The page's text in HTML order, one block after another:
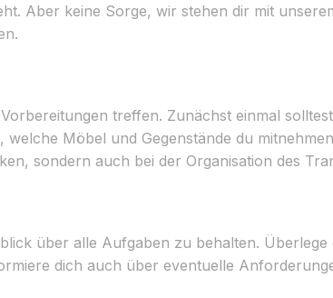
Aber keine Sorge, wir stehen dir mit
treffen. Zunächst einmal
Möbel und Gegenstände du
sondern auch bei der Organisation des
über alle Aufgaben zu behalten. Überlege
dich auch über eventuelle